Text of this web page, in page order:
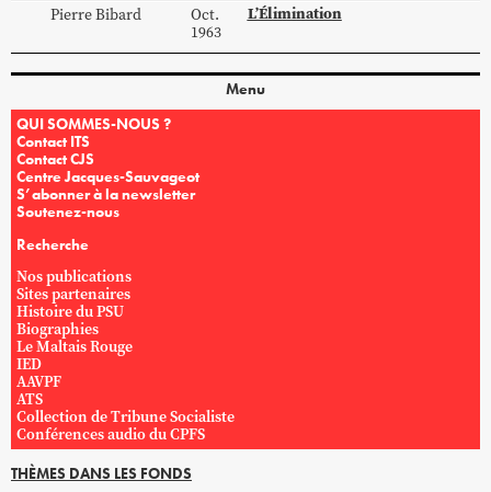
PierreBibard
Oct.
1963
L’Élimination
Menu
QUI SOMMES-NOUS ?
Contact ITS
Contact CJS
Centre Jacques-Sauvageot
S’abonner à la newsletter
Soutenez-nous
Recherche
Nos publications
Sites partenaires
Histoire du PSU
Biographies
Le Maltais Rouge
IED
AAVPF
ATS
Collection de Tribune Socialiste
Conférences audio du CPFS
THÈMES DANS LES FONDS